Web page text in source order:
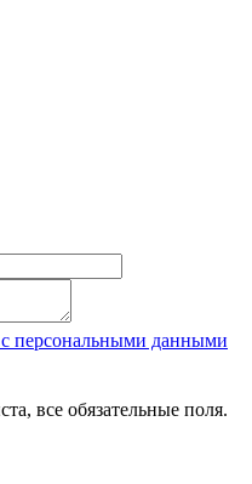
персональными данными
все обязательные поля.